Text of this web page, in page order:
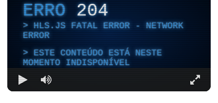
ERRO204
HLS.JS FATAL ERROR - NETWORK
ERROR
ESTE CONTEÚDO ESTÁ NESTE
MOMENTO INDISPONÍVEL